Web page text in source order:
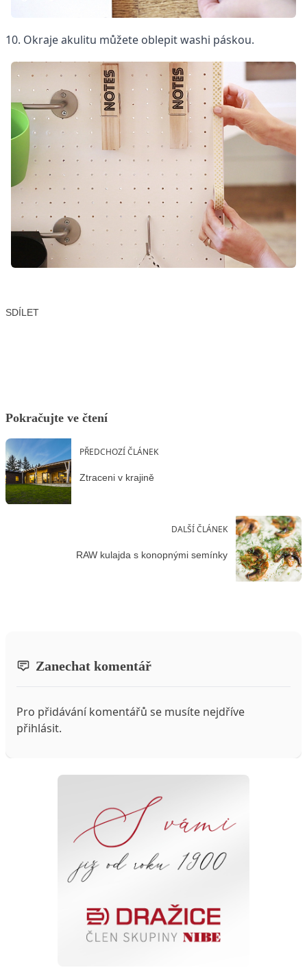
10. Okraje akulitu můžete oblepit washi páskou.
SDÍLET
Pokračujte ve čtení
PŘEDCHOZÍ ČLÁNEK
Ztraceni v krajině
DALŠÍ ČLÁNEK
RAW kulajda s konopnými semínky
Zanechat komentář
Pro přidávání komentářů se musíte nejdříve
přihlásit.